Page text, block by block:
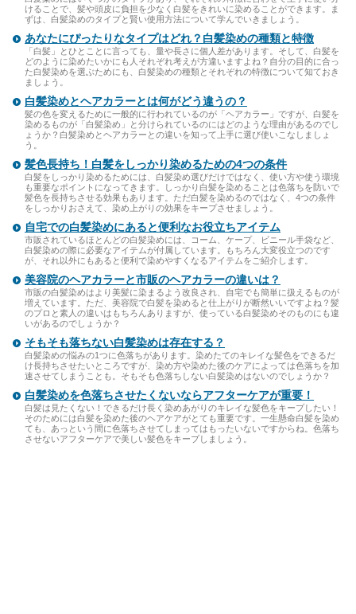
けることで、髪や頭皮に負担を少なく白髪をきれいに染めることができます。ま
ずは、白髪染めのタイプと賢い使用方法について学んでいきましょう。
あなたにぴったりなタイプはどれ？白髪染めの種類と特徴
「白髪」とひとことに言っても、量や長さに個人差があります。そして、白髪を
どのように染めたいかにも人それぞれ考えが方違いますよね？自分の目的に合っ
た白髪染めを選ぶためにも、白髪染めの種類とそれぞれの特徴について知ておき
ましょう。
白髪染めとヘアカラーとは何がどう違うの？
髪の色を変えるために一般的に行われているのが「ヘアカラー」ですが、白髪を
染めるものが「白髪染め」と分けられているのにはどのような理由があるのでし
ょうか？白髪染めとヘアカラーとの違いを知って上手に選び使いこなしましょ
う。
髪色長持ち！白髪をしっかり染めるための4つの条件
白髪をしっかり染めるためには、白髪染め選びだけではなく、使い方や使う環境
も重要なポイントになってきます。しっかり白髪を染めることは色落ちを防いで
髪色を長持ちさせる効果もあります。ただ白髪を染めるのではなく、4つの条件
をしっかりおさえて、染め上がりの効果をキープさせましょう。
自宅での白髪染めにあると便利なお役立ちアイテム
市販されているほとんどの白髪染めには、コーム、ケープ、ビニール手袋など、
白髪染めの際に必要なアイテムが付属しています。もちろん大変役立つのです
が、それ以外にもあると便利で染めやすくなるアイテムをご紹介します。
美容院のヘアカラーと市販のヘアカラーの違いは？
市販の白髪染めはより美髪に染まるよう改良され、自宅でも簡単に扱えるものが
増えています。ただ、美容院で白髪を染めると仕上がりが断然いいですよね？髪
のプロと素人の違いはもちろんありますが、使っている白髪染めそのものにも違
いがあるのでしょうか？
そもそも落ちない白髪染めは存在する？
白髪染めの悩みの1つに色落ちがあります。染めたてのキレイな髪色をできるだ
け長持ちさせたいところですが、染め方や染めた後のケアによっては色落ちを加
速させてしまうことも。そもそも色落ちしない白髪染めはないのでしょうか？
白髪染めを色落ちさせたくないならアフターケアが重要！
白髪は見たくない！できるだけ長く染めあがりのキレイな髪色をキープしたい！
そのためには白髪を染めた後のヘアケアがとても重要です。一生懸命白髪を染め
ても、あっという間に色落ちさせてしまってはもったいないですからね。色落ち
させないアフターケアで美しい髪色をキープしましょう。